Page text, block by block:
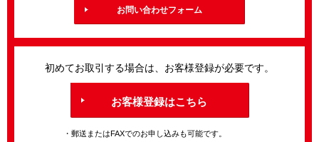
お問い合わせフォーム
初めてお取引する場合は、お客様登録が必要です。
お客様登録はこちら
・郵送またはFAXでのお申し込みも可能です。